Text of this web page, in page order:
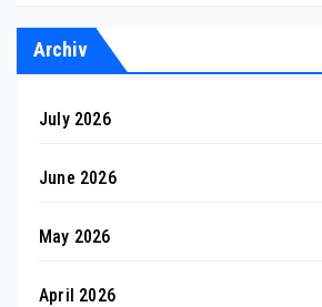
Archiv
July 2026
June 2026
May 2026
April 2026